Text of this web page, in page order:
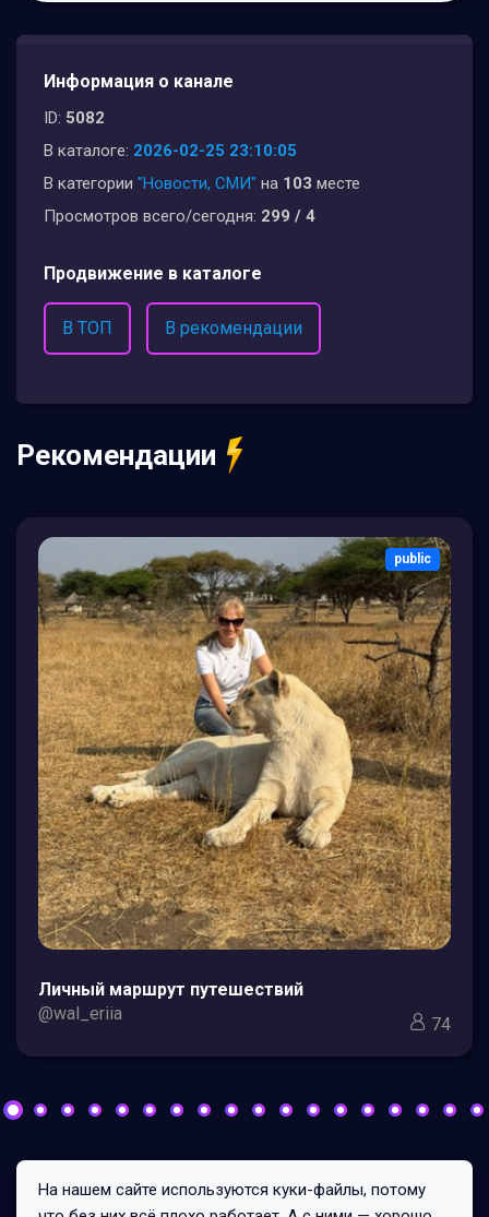
Информация о канале
ID: 5082
В каталоге: 2026-02-25 23:10:05
В категории "Новости, СМИ" на 103 месте
Просмотров всего/сегодня: 299 / 4
Продвижение в каталоге
В ТОП В рекомендации
Рекомендации
public
Личный маршрут путешествий
@wal_eriia
74
Все права защищены © 2026
На нашем сайте используются куки-файлы, потому